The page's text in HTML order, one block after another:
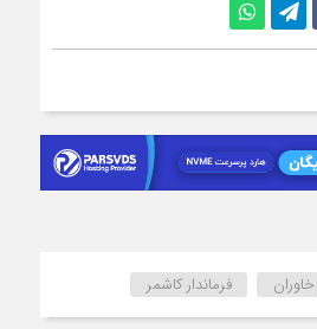
فرماندار کاشمر